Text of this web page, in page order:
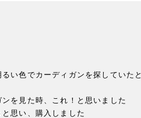
い色でカーディガンを探していたと
を見た時、これ！と思いました
思い、購入しました